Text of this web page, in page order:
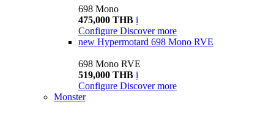
698 Mono
475,000 THB i
Configure Discover more
new Hypermotard 698 Mono RVE
698 Mono RVE
519,000 THB i
Configure Discover more
Monster